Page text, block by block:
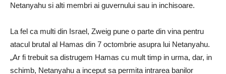
Netanyahu si alti membri ai guvernului sau in inchisoare.
La fel ca multi din Israel, Zweig pune o parte din vina pentru
atacul brutal al Hamas din 7 octombrie asupra lui Netanyahu.
„Ar fi trebuit sa distrugem Hamas cu mult timp in urma, dar, in
schimb, Netanyahu a inceput sa permita intrarea banilor